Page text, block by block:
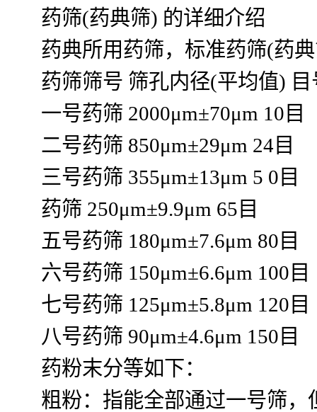
药筛(药典筛) 的详细介绍
药典所用药筛，标准药筛(药典
药筛筛号 筛孔内径(平均值) 目
一号药筛 2000μm±70μm 10目
二号药筛 850μm±29μm 24目
三号药筛 355μm±13μm 5 0目
药筛 250μm±9.9μm 65目
五号药筛 180μm±7.6μm 80目
六号药筛 150μm±6.6μm 100目
七号药筛 125μm±5.8μm 120目
八号药筛 90μm±4.6μm 150目
药粉末分等如下：
粗粉：指能全部通过一号筛，